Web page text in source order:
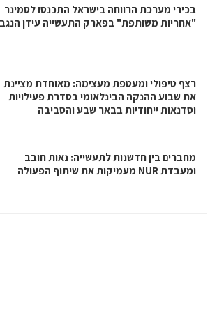
בכירי מערכת הרווחה בישראל התכנסו לסמינר
"אחריות משותפת" בפארק התעשייה עידן הנגב
רצף טיפולי ומעטפת מעצימה: מאוחדת מציינת
את שבוע ההנקה הבינלאומי בסדרת פעילויות
וסדנאות ייחודיות בבאר שבע והסביבה
מחברים בין חדשנות לתעשייה: נאות חובב
ומעבדת NUR מעמיקות את שיתוף הפעולה